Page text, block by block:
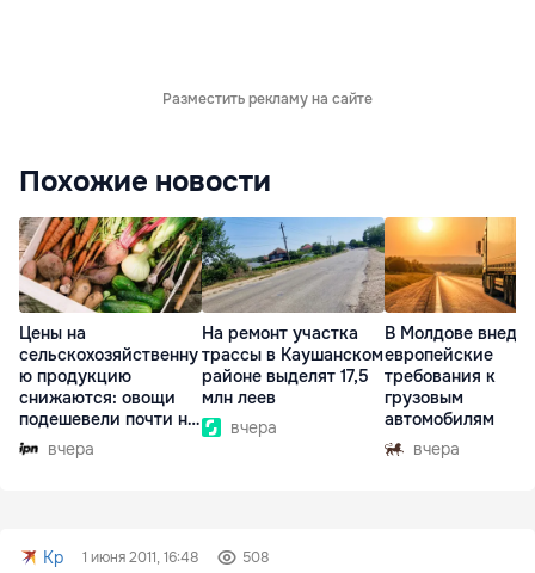
Разместить рекламу на сайте
Похожие новости
Цены на
сельскохозяйственну
ю продукцию
снижаются: овощи
подешевели почти на
30%вчера
На ремонт участка
трассы в Каушанском
районе выделят 17,5
млн леев
вчера
В Молдове
европейские
требования к
грузовым
автомобилям
вчера
Kp 1 июня 2011, 16:48 508